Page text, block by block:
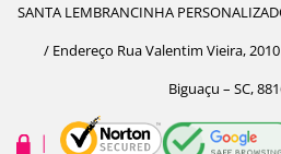
SANTA LEMBRANCINHA
/ Endereço Rua Valentim Vieira,
Biguaçu – SC,